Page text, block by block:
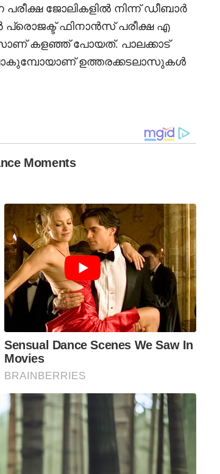
ജോലികളിൽ നിന്ന് ഡീബാർ
ഫിനാൻസ് പരീക്ഷ എ
കളഞ്ഞ് പോയത്. പാലക്കാട്
ഉത്തരക്കടലാസുകൾ